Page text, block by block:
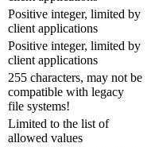
Positive integer, limited by
client applications
Positive integer, limited by
client applications
255 characters, may not be
compatible with legacy
file systems!
Limited to the list of
allowed values